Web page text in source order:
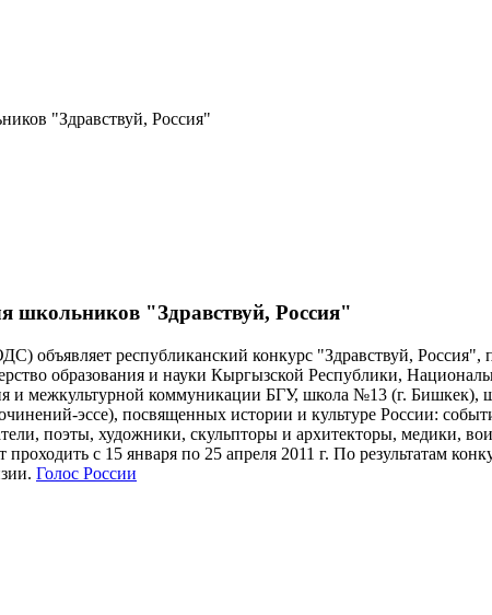
"Здравствуй, Россия"
школьников "Здравствуй, Россия"
объявляет республиканский конкурс "Здравствуй,
образования и науки Кыргызской Республики,
и межкультурной коммуникации БГУ, школа №13 (г.
эссе), посвященных истории и культуре России:
поэты, художники, скульпторы и архитекторы, медики,
с 15 января по 25 апреля 2011 г. По результатам
Голос России